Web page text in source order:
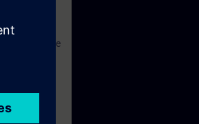
S7
to have